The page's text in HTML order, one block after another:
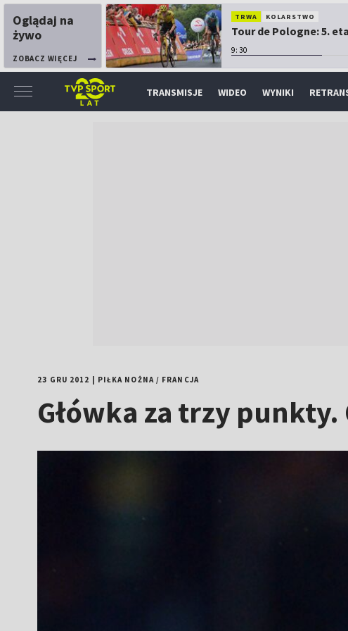
Oglądaj na
żywo
ZOBACZ WIĘCEJ
TRWA KOLARSTWO
Tour de Pologne: 5.
9:30
TRANSMISJE WIDEO WYNIKI
23 GRU 2012 PIŁKA NOŻNA/ FRANCJA
Główka za trzy punkty.